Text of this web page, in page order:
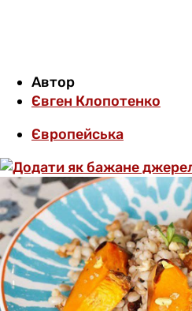
Автор
Євген Клопотенко
Європейська